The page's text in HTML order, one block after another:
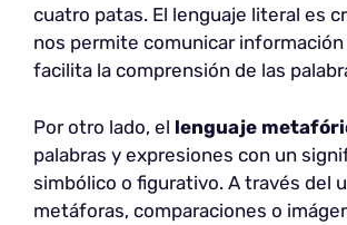
cuatro patas. El lenguaje literal es
nos permite comunicar información
facilita la comprensión de las
Por otro lado, el lenguaje
palabras y expresiones con un
simbólico o figurativo. A través del
metáforas, comparaciones o